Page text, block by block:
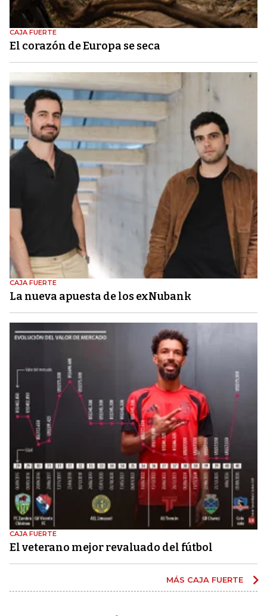
CAJA FUERTE
El corazón de Europa se seca
CAJA FUERTE
La nueva apuesta de los exNubank
CAJA FUERTE
El veterano mejor revaluado del fútbol
MÁS CAJA FUERTE